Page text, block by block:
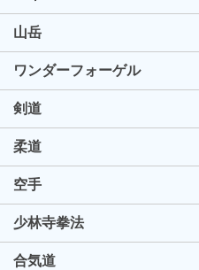
山岳
ワンダーフォーゲル
剣道
柔道
空手
少林寺拳法
合気道